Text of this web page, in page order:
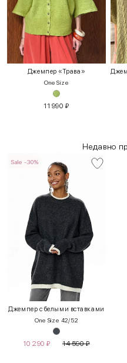
Джемпер «Трава»
One Size
11 990 ₽
Недавно
Sale -30%
Джемпер с белыми вставками
One Size 42/52
10 290 ₽ 14 590₽
INT RUS
XS 40-42
42-44